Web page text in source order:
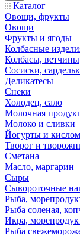
Каталог
Овощи, фрукты
Овощи
Фрукты и ягоды
Колбасные
Колбасы, ветчины
Сосиски,
Деликатесы
Снеки
Холодец, сало
Молочная
Молоко и сливки
Йогурты и
Творог и
Сметана
Масло, маргарин
Сыры
Сывороточные
Рыба,
Рыба соленая,
Икра,
Рыба